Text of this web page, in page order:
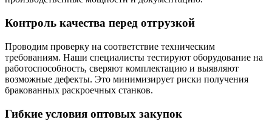
Контроль качества перед отгрузкой
Проводим проверку на соответствие техническим
требованиям. Наши специалисты тестируют оборудование на
работоспособность, сверяют комплектацию и выявляют
возможные дефекты. Это минимизирует риски получения
бракованных раскроечных станков.
Гибкие условия оптовых закупок